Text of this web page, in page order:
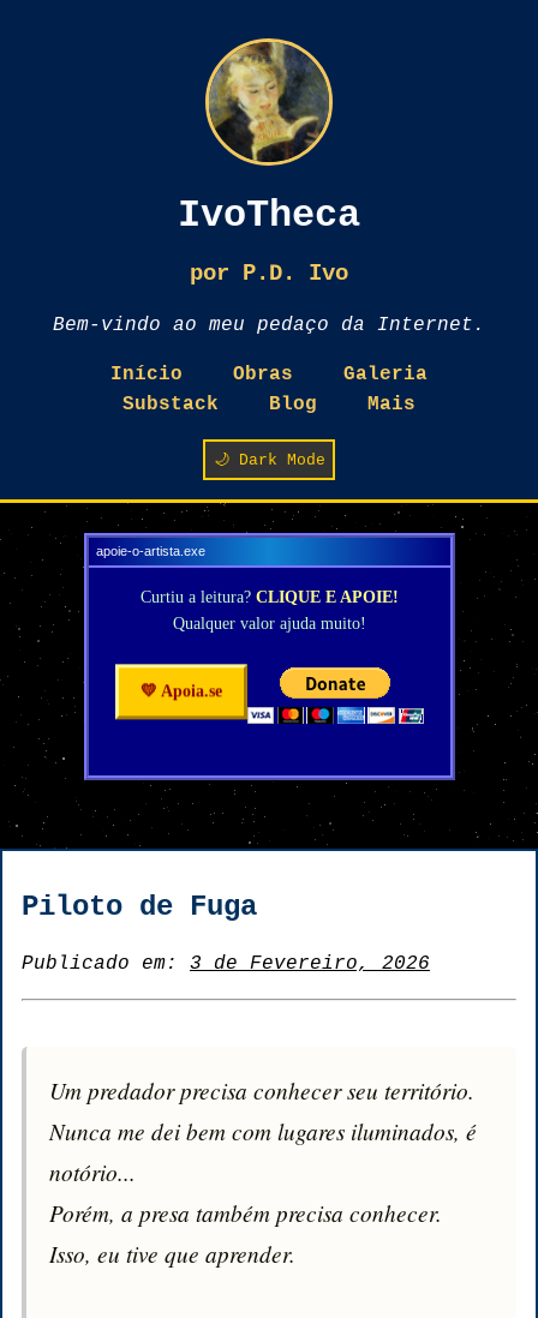
IvoTheca
por P.D. Ivo
Bem-vindo ao meu pedaço da Internet.
Início Obras
Galeria
Substack
Blog Mais
🌙 Dark Mode
apoie-o-artista.exe
Curtiu a leitura? CLIQUE E APOIE!
Qualquer valor ajuda muito!
💛 Apoia.se
Piloto de Fuga
Publicado em: 3 de Fevereiro, 2026
Um predador precisa conhecer seu território.
Nunca me dei bem com lugares iluminados, é
notório...
Porém, a presa também precisa conhecer.
Isso, eu tive que aprender.